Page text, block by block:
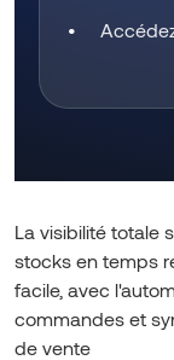
La visibilité totale
stocks en temps
facile, avec
commandes et
de vente